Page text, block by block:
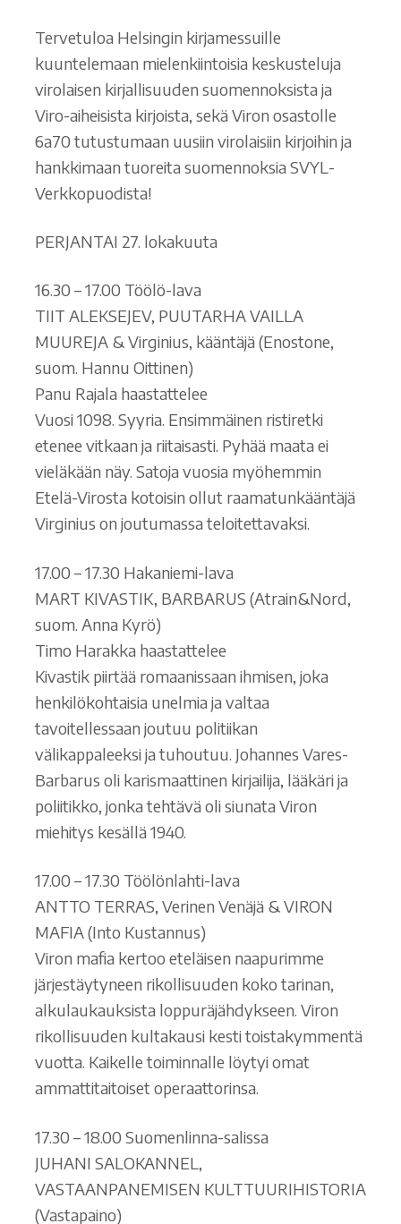
Tervetuloa Helsingin kirjamessuille
kuuntelemaan mielenkiintoisia keskusteluja
virolaisen kirjallisuuden suomennoksista ja
Viro-aiheisista kirjoista, sekä Viron osastolle
6a70 tutustumaan uusiin virolaisiin kirjoihin ja
hankkimaan tuoreita suomennoksia SVYL-
Verkkopuodista!
PERJANTAI 27. lokakuuta
16.30 – 17.00 Töölö-lava
TIIT ALEKSEJEV, PUUTARHA VAILLA
MUUREJA & Virginius, kääntäjä (Enostone,
suom. Hannu Oittinen)
Panu Rajala haastattelee
Vuosi 1098. Syyria. Ensimmäinen ristiretki
etenee vitkaan ja riitaisasti. Pyhää maata ei
vieläkään näy. Satoja vuosia myöhemmin
Etelä-Virosta kotoisin ollut raamatunkääntäjä
Virginius on joutumassa teloitettavaksi.
17.00 – 17.30 Hakaniemi-lava
MART KIVASTIK, BARBARUS (Atrain&Nord,
suom. Anna Kyrö)
Timo Harakka haastattelee
Kivastik piirtää romaanissaan ihmisen, joka
henkilökohtaisia unelmia ja valtaa
tavoitellessaan joutuu politiikan
välikappaleeksi ja tuhoutuu. Johannes Vares-
Barbarus oli karismaattinen kirjailija, lääkäri ja
poliitikko, jonka tehtävä oli siunata Viron
miehitys kesällä 1940.
17.00 – 17.30 Töölönlahti-lava
ANTTO TERRAS, Verinen Venäjä & VIRON
MAFIA (Into Kustannus)
Viron mafia kertoo eteläisen naapurimme
järjestäytyneen rikollisuuden koko tarinan,
alkulaukauksista loppuräjähdykseen. Viron
rikollisuuden kultakausi kesti toistakymmentä
vuotta. Kaikelle toiminnalle löytyi omat
ammattitaitoiset operaattorinsa.
17.30 – 18.00 Suomenlinna-salissa
JUHANI SALOKANNEL,
VASTAANPANEMISEN KULTTUURIHISTORIA
(Vastapaino)